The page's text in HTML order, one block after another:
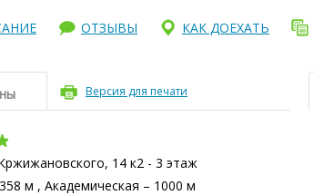
ОТЗЫВЫ КАК ДОЕХАТЬ
Версия для печати
14 к2 - 3 этаж
м , Академическая – 1000 м